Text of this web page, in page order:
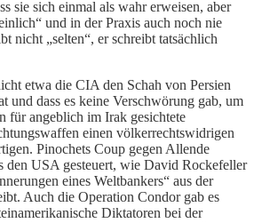
sie sich einmal als wahr erweisen, aber
und in der Praxis auch noch nie
nicht „selten“, er schreibt tatsächlich
etwa die CIA den Schah von Persien
und dass es keine Verschwörung gab, um
für angeblich im Irak gesichtete
einen völkerrechtswidrigen
Pinochets Coup gegen Allende
den USA gesteuert, wie David Rockefeller
eines Weltbankers“ aus der
Auch die Operation Condor gab es
Diktatoren bei der